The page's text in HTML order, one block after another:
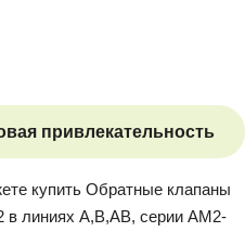
привлекательность
купитьОбратные клапаны
в линиях A,B,AB, серии AM2-